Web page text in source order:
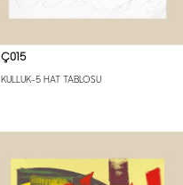
Ç015
KULLUK-5 HAT TABLOSU